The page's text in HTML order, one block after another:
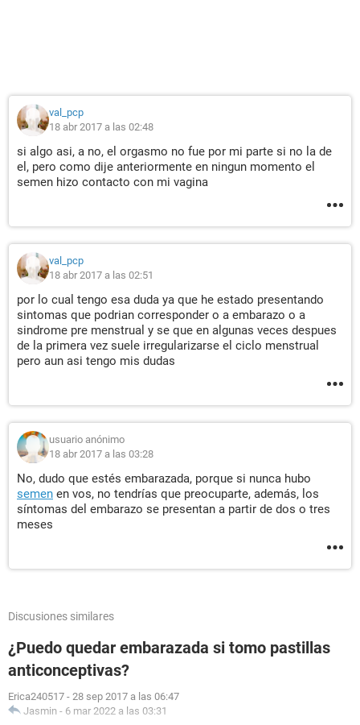
val_pcp
18 abr 2017 a las 02:48
si algo asi, a no, el orgasmo no fue por mi parte si no la de
el, pero como dije anteriormente en ningun momento el
semen hizo contacto con mi vagina
val_pcp
18 abr 2017 a las 02:51
por lo cual tengo esa duda ya que he estado presentando
sintomas que podrian corresponder o a embarazo o a
sindrome pre menstrual y se que en algunas veces despues
de la primera vez suele irregularizarse el ciclo menstrual
pero aun asi tengo mis dudas
usuario anónimo
18 abr 2017 a las 03:28
No, dudo que estés embarazada, porque si nunca hubo
semen en vos, no tendrías que preocuparte, además, los
síntomas del embarazo se presentan a partir de dos o tres
meses
Discusiones similares
¿Puedo quedar embarazada si tomo pastillas
anticonceptivas?
Erica240517 - 28 sep 2017 a las 06:47
Jasmin - 6 mar 2022 a las 03:31